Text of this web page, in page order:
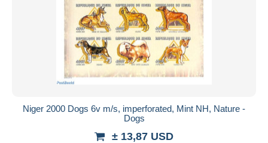
Niger 2000 Dogs 6v m/s, imperforated, Mint NH, Nature -
Dogs
± 13,87 USD